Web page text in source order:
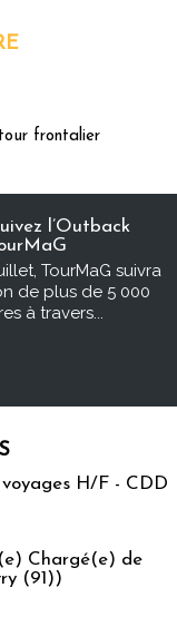
frontalier
l’Outback
TourMaG suivra
de plus de 5 000
à travers...
H/F - CDD
Chargé(e) de
(91))